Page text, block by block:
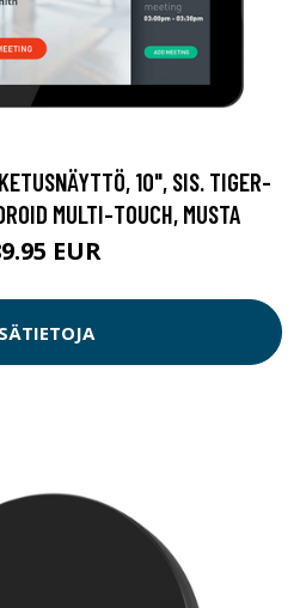
10", SIS. TIGER-
MULTI-TOUCH, MUSTA
EUR